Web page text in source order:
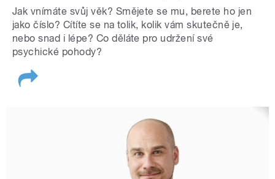
Jak vnímáte svůj věk? Smějete se mu, berete ho jen
jako číslo? Cítíte se na tolik, kolik vám skutečně je,
nebo snad i lépe? Co děláte pro udržení své
psychické pohody?